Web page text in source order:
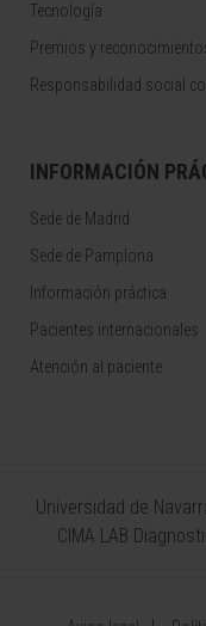
Tecnología
Premios y
Responsabilidad social
INFORMACIÓN
Sede de Madrid
Sede de Pamplona
Información práctica
Pacientes internacionales
Atención al paciente
Universidad de
CIMA LAB